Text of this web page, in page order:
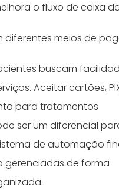
o fluxo de caixa
diferentes meios de
buscam
Aceitar cartões,
para tratamentos
ser um diferencial
de automação
gerenciadas de forma